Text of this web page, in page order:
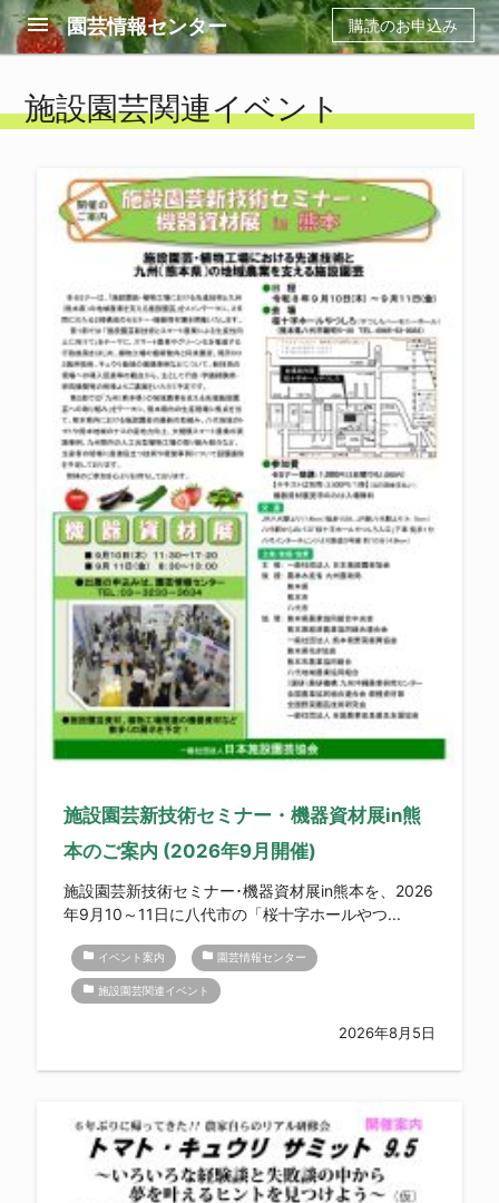
menu 園芸情報センター 購読のお申込み
施設園芸関連イベント
施設園芸新技術セミナー・機器資材展in熊
本のご案内 (2026年9月開催)
施設園芸新技術セミナー･機器資材展in熊本を、2026
年9月10～11日に八代市の「桜十字ホールやつ...
folder イベント案内 folder 園芸情報センター
folder 施設園芸関連イベント
2026年8月5日